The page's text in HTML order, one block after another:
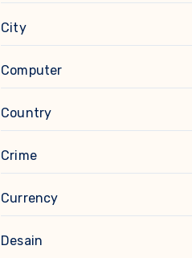
City
Computer
Country
Crime
Currency
Desain